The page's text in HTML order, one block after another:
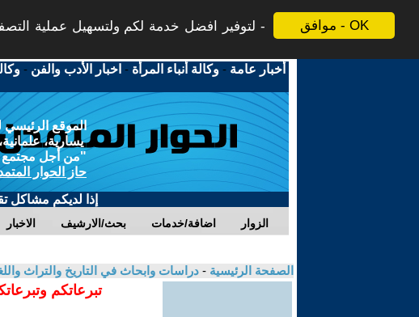
موافق - OK
لتوفير افضل خدمة لكم ولتسهيل عملية
أخبار عامة -وكالة أنباء المرأة - اخبار الأدب والفن -
الموقع
يسارية،
"من أجل مجتمع
حاز الحوار
إذا لديكم مشاكل
الاخبار بحث/الارشيف اضافة/خدمات الزوار
الصفحة الرئيسية - دراسات وابحاث في التاريخ والتراث
تبرعاتكم